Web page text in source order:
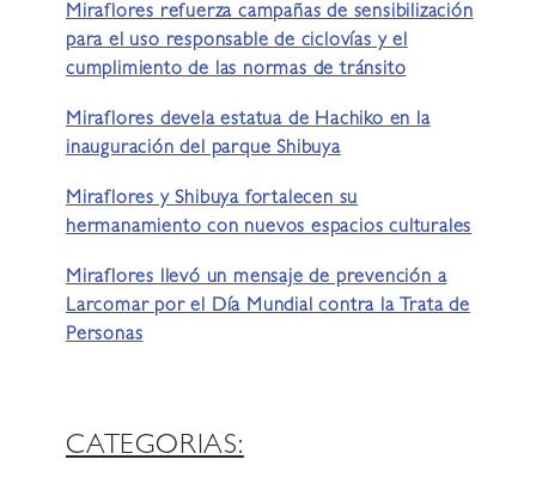
Miraflores refuerza campañas de sensibilización
para el uso responsable de ciclovías y el
cumplimiento de las normas de tránsito
Miraflores devela estatua de Hachiko en la
inauguración del parque Shibuya
Miraflores y Shibuya fortalecen su
hermanamiento con nuevos espacios culturales
Miraflores llevó un mensaje de prevención a
Larcomar por el Día Mundial contra la Trata de
Personas
CATEGORIAS: